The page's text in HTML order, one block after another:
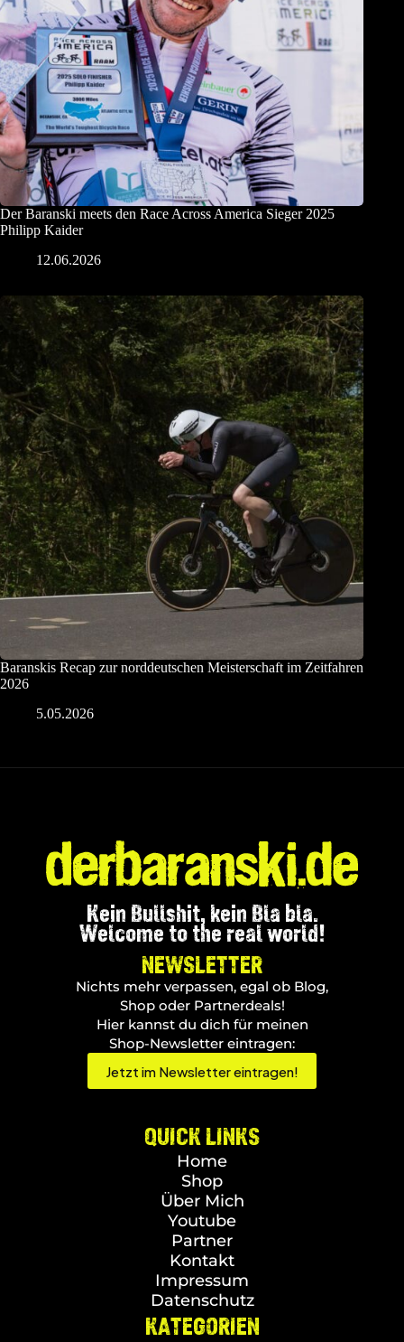
Der Baranski meets den Race Across America Sieger 2025
Philipp Kaider
12.06.2026
Baranskis Recap zur norddeutschen Meisterschaft im Zeitfahren
2026
5.05.2026
Kein Bullshit, kein Bla bla.
Welcome to the real world!
NEWSLETTER
Nichts mehr verpassen, egal ob Blog,
Shop oder Partnerdeals!
Hier kannst du dich für meinen
Shop-Newsletter eintragen:
Jetzt im Newsletter eintragen!
QUICK LINKS
Home
Shop
Über Mich
Youtube
Partner
Kontakt
Impressum
Datenschutz
KATEGORIEN